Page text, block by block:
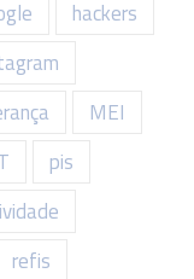
hackers
MEI
pis
refis